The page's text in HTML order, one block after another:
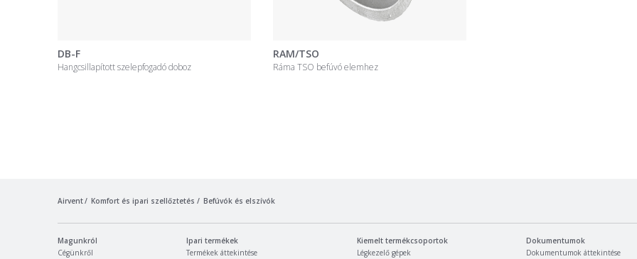
DB-F
Hangcsillapított szelepfogadó doboz
RAM/TSO
Ráma TSO befúvó elemhez
Airvent Komfort és ipari szellőztetés Befúvók és elszívók
Magunkról
Cégünkről
Ipari termékek
Termékek áttekintése
Kiemelt termékcsoportok
Légkezelő gépek
Dokumentumok
Dokumentumok áttekintése